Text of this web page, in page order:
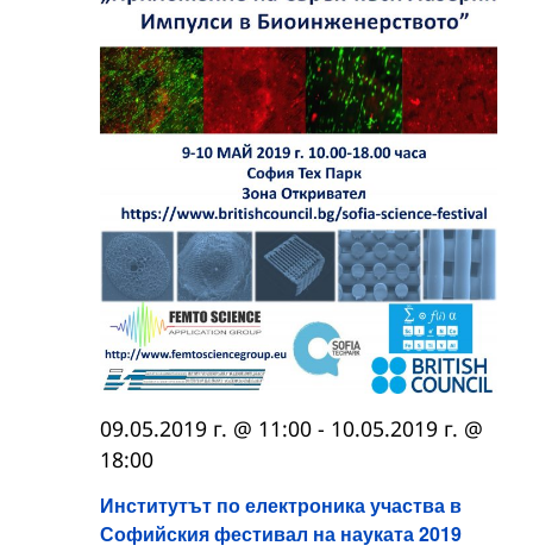
Институтът по електроника участва в
Софийския фестивал на науката 2019
09.05.2019 г. @ 11:00 - 10.05.2019 г. @
18:00